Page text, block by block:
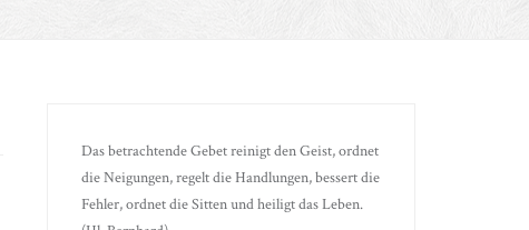
Das betrachtende Gebet reinigt den Geist, ordnet
die Neigungen, regelt die Handlungen, bessert die
Fehler, ordnet die Sitten und heiligt das Leben.